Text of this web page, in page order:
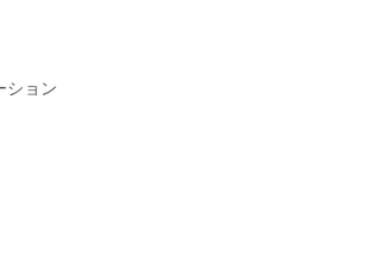
ション